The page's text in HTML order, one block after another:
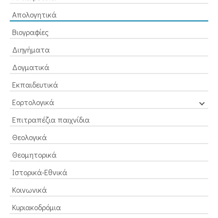
Απολογητικά
Βιογραφίες
Διηγήματα
Δογματικά
Εκπαιδευτικά
Εορτολογικά
Επιτραπέζια παιχνίδια
Θεολογικά
Θεομητορικά
Ιστορικά-Εθνικά
Κοινωνικά
Κυριακοδρόμια